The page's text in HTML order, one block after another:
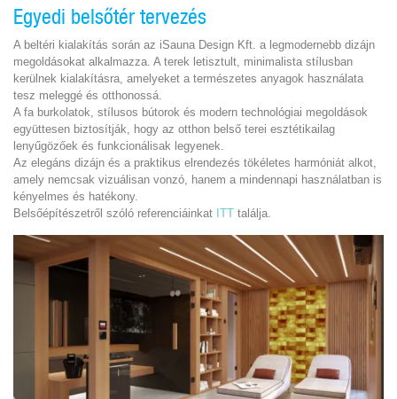
Egyedi belsőtér tervezés
A beltéri kialakítás során az iSauna Design Kft. a legmodernebb dizájn
megoldásokat alkalmazza. A terek letisztult, minimalista stílusban
kerülnek kialakításra, amelyeket a természetes anyagok használata
tesz meleggé és otthonossá.
A fa burkolatok, stílusos bútorok és modern technológiai megoldások
együttesen biztosítják, hogy az otthon belső terei esztétikailag
lenyűgözőek és funkcionálisak legyenek.
Az elegáns dizájn és a praktikus elrendezés tökéletes harmóniát alkot,
amely nemcsak vizuálisan vonzó, hanem a mindennapi használatban is
kényelmes és hatékony.
Belsőépítészetről szóló referenciáinkat ITT találja.